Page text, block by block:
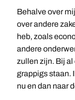
Behalve over
over andere
heb, zoals
andere
zullen zijn. Bij al
grappigs staan.
nu en dan naar